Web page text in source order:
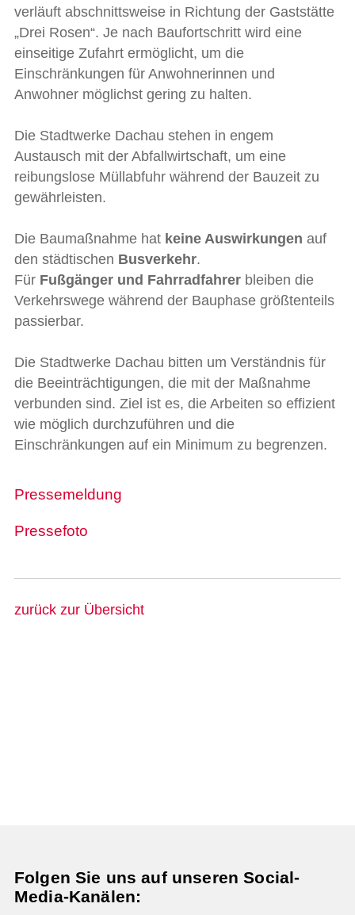
verläuft abschnittsweise in Richtung der Gaststätte
„Drei Rosen“. Je nach Baufortschritt wird eine
einseitige Zufahrt ermöglicht, um die
Einschränkungen für Anwohnerinnen und
Anwohner möglichst gering zu halten.
Die Stadtwerke Dachau stehen in engem
Austausch mit der Abfallwirtschaft, um eine
reibungslose Müllabfuhr während der Bauzeit zu
gewährleisten.
Die Baumaßnahme hat keine Auswirkungen auf
den städtischen Busverkehr.
Für Fußgänger und Fahrradfahrerbleiben die
Verkehrswege während der Bauphase größtenteils
passierbar.
Die Stadtwerke Dachau bitten um Verständnis für
die Beeinträchtigungen, die mit der Maßnahme
verbunden sind. Ziel ist es, die Arbeiten so effizient
wie möglich durchzuführen und die
Einschränkungen auf ein Minimum zu begrenzen.
Pressemeldung
Pressefoto
zurück zur Übersicht
Folgen Sie uns auf unseren Social-
Media-Kanälen: